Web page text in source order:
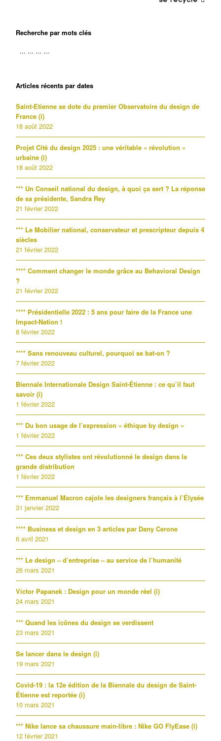
Recherche par mots clés
Articles récents par dates
Saint-Etienne se dote du premier Observatoire du design de
France (i)
18 août 2022
Projet Cité du design 2025 : une véritable « révolution »
urbaine (i)
18 août 2022
*** Un Conseil national du design, à quoi ça sert ? La réponse
de sa présidente, Sandra Rey
21 février 2022
*** Le Mobilier national, conservateur et prescripteur depuis 4
siècles
21 février 2022
**** Comment changer le monde grâce au Behavioral Design
?
21 février 2022
**** Présidentielle 2022 : 5 ans pour faire de la France une
Impact-Nation !
8 février 2022
**** Sans renouveau culturel, pourquoi se bat-on ?
7 février 2022
Biennale Internationale Design Saint-Étienne : ce qu’il faut
savoir (i)
1 février 2022
*** Du bon usage de l’expression « éthique by design »
1 février 2022
*** Ces deux stylistes ont révolutionné le design dans la
grande distribution
1 février 2022
*** Emmanuel Macron cajole les designers français à l’Élysée
31 janvier 2022
**** Business et design en 3 articles par Dany Cerone
6 avril 2021
*** Le design – d’entreprise – au service de l’humanité
26 mars 2021
Victor Papanek : Design pour un monde réel (i)
24 mars 2021
*** Quand les icônes du design se verdissent
23 mars 2021
Se lancer dans le design (i)
19 mars 2021
Covid-19 : la 12e édition de la Biennale du design de Saint-
Étienne est reportée (i)
10 mars 2021
*** Nike lance sa chaussure main-libre : Nike GO FlyEase (i)
12 février 2021